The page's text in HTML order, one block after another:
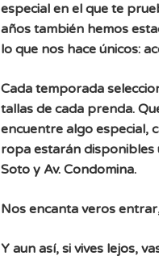
especial en el que te
años también hemos
lo que nos hace únicos:
Cada temporada
tallas de cada prenda.
encuentre algo especial,
ropa estarán disponibles
Soto y Av. Condomina.
Nos encanta veros
Y aun así, si vives lejos,